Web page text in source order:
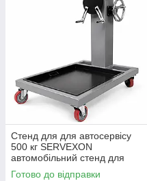
Стенд для для автосервісу
500 кг SERVEXON
автомобільний стенд для
двигуна з піддоном
Готово до відправки